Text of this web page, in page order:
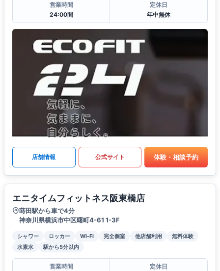
営業時間
24:00間
定休日
年中無休
店舗情報 公式サイト 体験・相談予約
エニタイムフィットネス阪東橋店
蒔田駅から車で4分
神奈川県横浜市中区曙町4-61 1-3F
シャワー ロッカー Wi-Fi 完全個室 他店舗利用
無料体験
水素水
駅から5分以内
営業時間
定休日